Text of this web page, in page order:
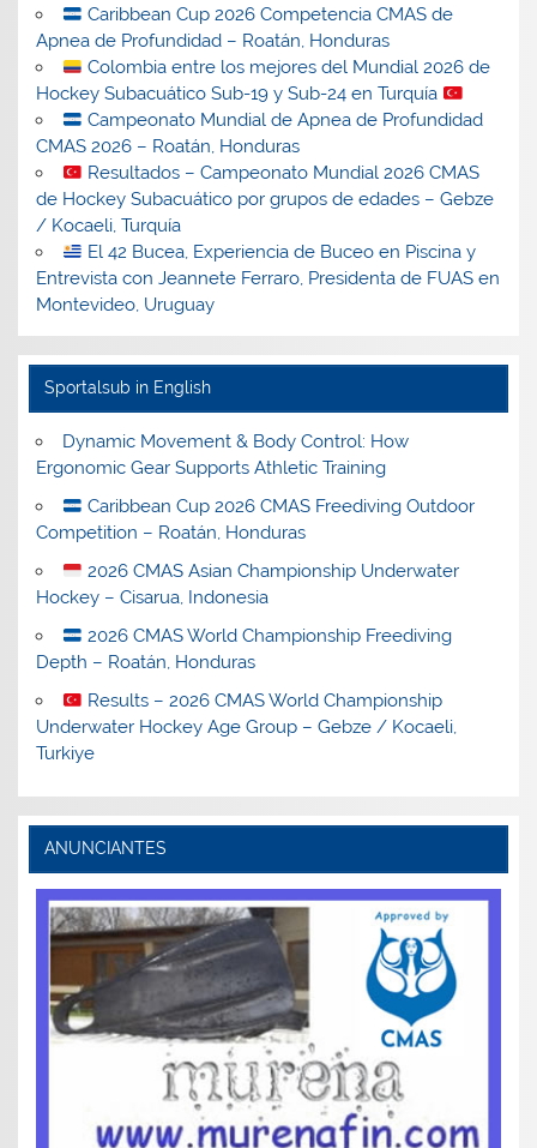
Caribbean Cup 2026 Competencia CMAS de
Apnea de Profundidad – Roatán, Honduras
Colombia entre los mejores del Mundial 2026 de
Hockey Subacuático Sub-19 y Sub-24 en Turquía
Campeonato Mundial de Apnea de Profundidad
CMAS 2026 – Roatán, Honduras
Resultados – Campeonato Mundial 2026 CMAS
de Hockey Subacuático por grupos de edades – Gebze
/ Kocaeli, Turquía
El 42 Bucea, Experiencia de Buceo en Piscina y
Entrevista con Jeannete Ferraro, Presidenta de FUAS en
Montevideo, Uruguay
Sportalsub in English
Dynamic Movement & Body Control: How
Ergonomic Gear Supports Athletic Training
Caribbean Cup 2026 CMAS Freediving Outdoor
Competition – Roatán, Honduras
2026 CMAS Asian Championship Underwater
Hockey – Cisarua, Indonesia
2026 CMAS World Championship Freediving
Depth – Roatán, Honduras
Results – 2026 CMAS World Championship
Underwater Hockey Age Group – Gebze / Kocaeli,
Turkiye
ANUNCIANTES